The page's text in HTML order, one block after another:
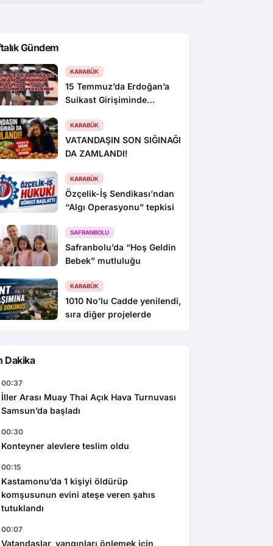
Gündem
KARABÜK
15 Temmuz’da Erdoğan’a
Suikast Girişiminde
Sonra Yakalandı!
KARABÜK
VATANDAŞIN SON SIĞINAĞI
DA ZAMLANDI!
KARABÜK
Özçelik-İş Sendikası’ndan
“Algı Operasyonu” tepkisi
SAFRANBOLU
Safranbolu’da “Hoş Geldin
Bebek” mutluluğu
KARABÜK
1010 No’lu Cadde yenilendi,
sıra diğer projelerde
Dakika
00:37
İller Arası Muay Thai Açık Hava Turnuvası
Samsun’da başladı
00:30
Konteyner alevlere teslim oldu
00:15
Kastamonu’da 1 kişiyi öldürüp
komşusunun evini ateşe veren şahıs
tutuklandı
00:07
Vatandaşlar, yangınları önlemek için